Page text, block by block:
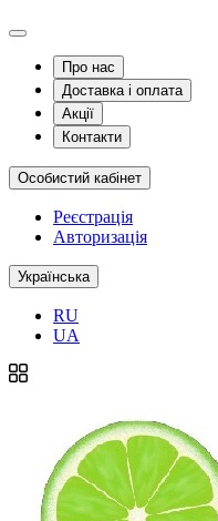
Про нас
Доставка і оплата
Акції
Контакти
Особистий кабінет
Реєстрація
Авторизація
Українська
RU
UA